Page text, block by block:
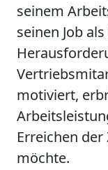
seinem
seinen Job
motiviert,
Erreichen
möchte.